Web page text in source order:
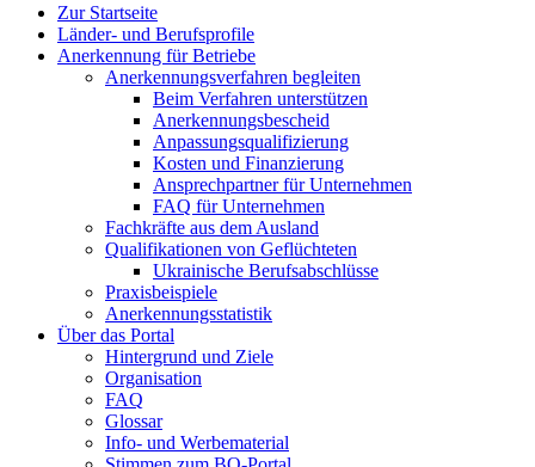
Zur Startseite
Länder- und Berufsprofile
Anerkennung für Betriebe
Anerkennungsverfahren begleiten
Beim Verfahren unterstützen
Anerkennungsbescheid
Anpassungsqualifizierung
Kosten und Finanzierung
Ansprechpartner für Unternehmen
FAQ für Unternehmen
Fachkräfte aus dem Ausland
Qualifikationen von Geflüchteten
Ukrainische Berufsabschlüsse
Praxisbeispiele
Anerkennungsstatistik
Über das Portal
Hintergrund und Ziele
Organisation
FAQ
Glossar
Info- und Werbematerial